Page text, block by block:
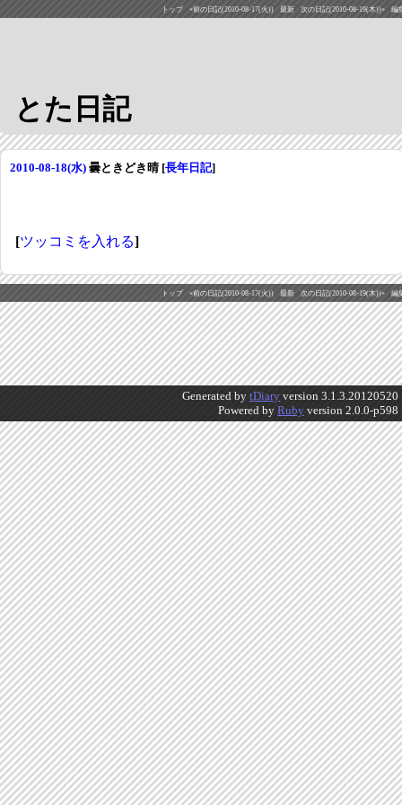
トップ «前の日記(2010-08-17(火)) 最新 次の日記(2010-08-19(木))» 編
とた日記
2010-08-18(水) 曇ときどき晴 [長年日記]
[ツッコミを入れる]
トップ «前の日記(2010-08-17(火)) 最新 次の日記(2010-08-19(木))» 編
Generated by tDiary version 3.1.3.20120520
Powered by Ruby version 2.0.0-p598